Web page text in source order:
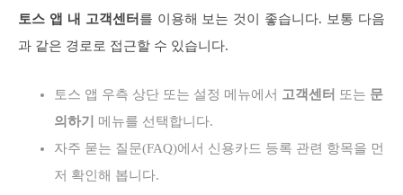
토스 앱 내 고객센터를 이용해 보는 것이 좋습니다. 보통 다음
과 같은 경로로 접근할 수 있습니다.
토스 앱 우측 상단 또는 설정 메뉴에서 고객센터 또는 문
의하기
메뉴를 선택합니다.
자주 묻는 질문(FAQ)에서 신용카드 등록 관련 항목을 먼
저 확인해 봅니다.